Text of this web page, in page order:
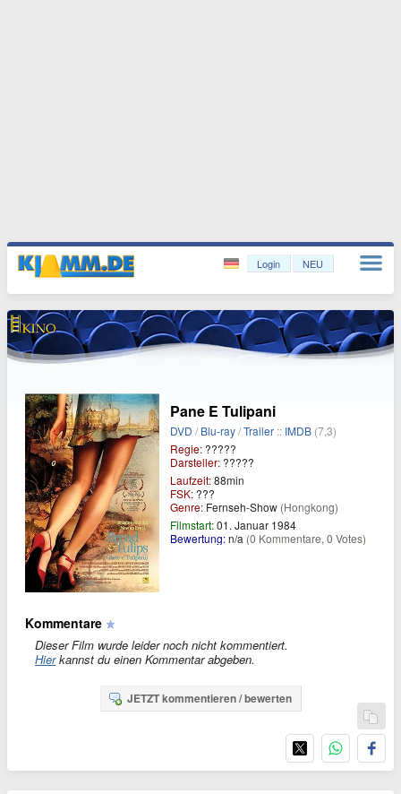
Login NEU
Pane E Tulipani
DVD /Blu-ray/Trailer :: IMDB (7,3)
Regie: ?????
Darsteller: ?????
Laufzeit:88min
FSK: ???
Genre: Fernseh-Show (Hongkong)
Filmstart:01. Januar 1984
Bewertung:n/a (0 Kommentare, 0 Votes)
Kommentare
Dieser Film wurde leider noch nicht kommentiert.
Hierkannst du einen Kommentar abgeben.
JETZT kommentieren / bewerten